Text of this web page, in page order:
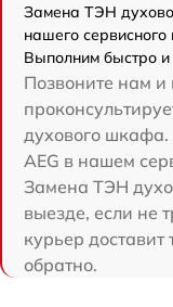
Замена ТЭН
нашего
Выполним быстро и
Позвоните нам и
духового шкафа.
AEG в нашем
Замена ТЭН
выезде, если не
курьер доставит
обратно.